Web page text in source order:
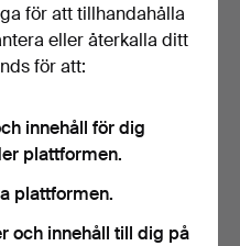
ANDERS PEHRSON.
Golvlampa, "Bumling", Atel…
3 dagar
med avslutade auktioner
för att tillhandahålla
eller återkalla ditt
för att:
innehåll för dig
plattformen.
plattformen.
och innehåll till dig på